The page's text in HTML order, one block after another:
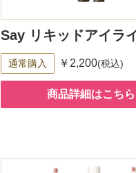
Say リキッドアイラ
通常購入 ￥2,200(税込)
商品詳細はこちら